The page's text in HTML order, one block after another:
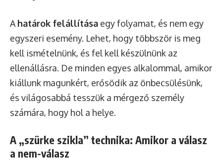
A határok felállítása egy folyamat, és nem egy
egyszeri esemény. Lehet, hogy többször is meg
kell ismételnünk, és fel kell készülnünk az
ellenállásra. De minden egyes alkalommal, amikor
kiállunk magunkért, erősödik az önbecsülésünk,
és világosabbá tesszük a mérgező személy
számára, hogy hol a helye.
A „szürke szikla” technika: Amikor a válasz
a nem-válasz